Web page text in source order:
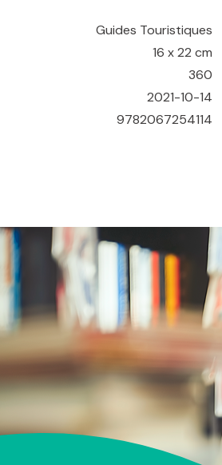
Guides Touristiques
16 x 22 cm
360
2021-10-14
9782067254114